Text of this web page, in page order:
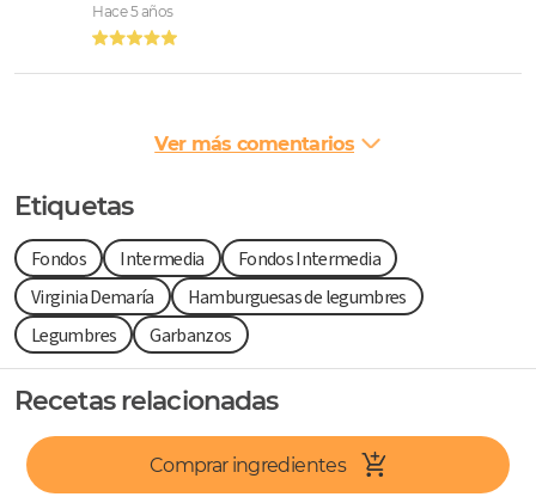
Hace 5 años
Ver más comentarios
Etiquetas
Fondos Intermedia
Fondos Intermedia
Virginia Demaría
Hamburguesas de legumbres
Legumbres
Garbanzos
Recetas relacionadas
Comprar ingredientes